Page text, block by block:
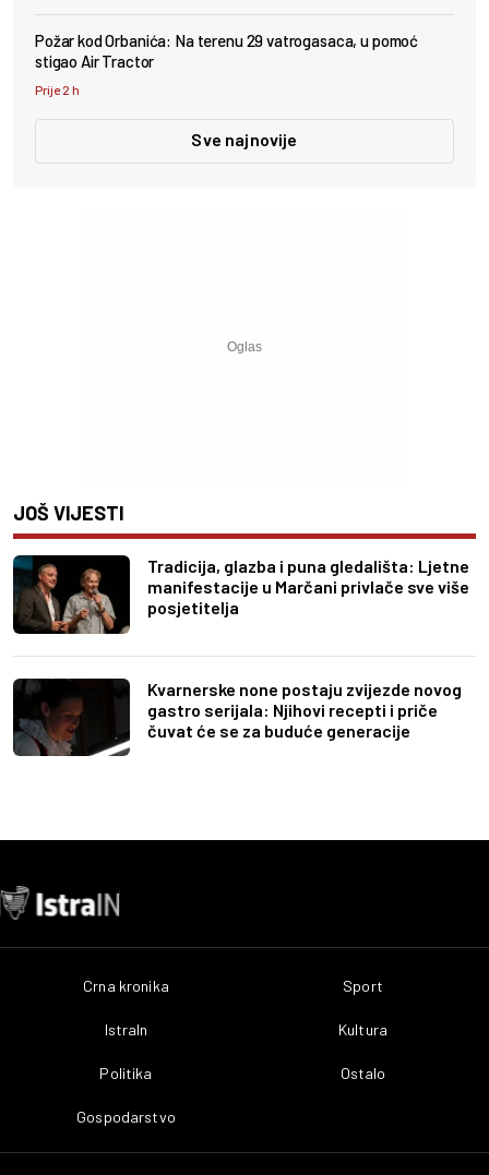
Požar kod Orbanića: Na terenu 29 vatrogasaca, u pomoć
stigao Air Tractor
Prije 2 h
Sve najnovije
JOŠ VIJESTI
Tradicija, glazba i puna gledališta: Ljetne
manifestacije u Marčani privlače sve više
posjetitelja
Kvarnerske none postaju zvijezde novog
gastro serijala: Njihovi recepti i priče
čuvat će se za buduće generacije
Crna kronika
IstraIn
Politika
Gospodarstvo
Sport
Kultura
Ostalo